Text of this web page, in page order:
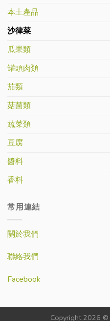
本土產品
沙律菜
瓜果類
罐頭肉類
茄類
菇菌類
蔬菜類
豆腐
醬料
香料
常用連結
關於我們
聯絡我們
Facebook
Copyright 2026 ©